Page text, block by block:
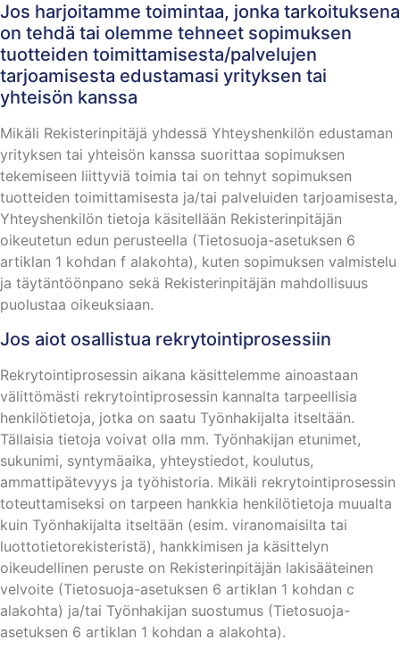
Jos harjoitamme toimintaa, jonka tarkoituksena
on tehdä tai olemme tehneet sopimuksen
tuotteiden toimittamisesta/palvelujen
tarjoamisesta edustamasi yrityksen tai
yhteisön kanssa
Mikäli Rekisterinpitäjä yhdessä Yhteyshenkilön edustaman
yrityksen tai yhteisön kanssa suorittaa sopimuksen
tekemiseen liittyviä toimia tai on tehnyt sopimuksen
tuotteiden toimittamisesta ja/tai palveluiden tarjoamisesta,
Yhteyshenkilön tietoja käsitellään Rekisterinpitäjän
oikeutetun edun perusteella (Tietosuoja-asetuksen 6
artiklan 1 kohdan f alakohta), kuten sopimuksen valmistelu
ja täytäntöönpano sekä Rekisterinpitäjän mahdollisuus
puolustaa oikeuksiaan.
Jos aiot osallistua rekrytointiprosessiin
Rekrytointiprosessin aikana käsittelemme ainoastaan
välittömästi rekrytointiprosessin kannalta tarpeellisia
henkilötietoja, jotka on saatu Työnhakijalta itseltään.
Tällaisia tietoja voivat olla mm. Työnhakijan etunimet,
sukunimi, syntymäaika, yhteystiedot, koulutus,
ammattipätevyys ja työhistoria. Mikäli rekrytointiprosessin
toteuttamiseksi on tarpeen hankkia henkilötietoja muualta
kuin Työnhakijalta itseltään (esim. viranomaisilta tai
luottotietorekisteristä), hankkimisen ja käsittelyn
oikeudellinen peruste on Rekisterinpitäjän lakisääteinen
velvoite (Tietosuoja-asetuksen 6 artiklan 1 kohdan c
alakohta) ja/tai Työnhakijan suostumus (Tietosuoja-
asetuksen 6 artiklan 1 kohdan a alakohta).